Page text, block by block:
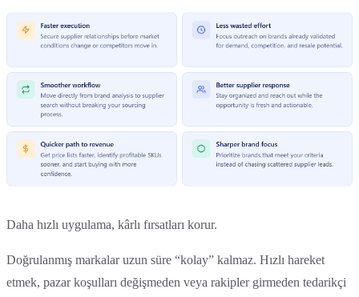
Daha hızlı uygulama, kârlı fırsatları korur.
Doğrulanmış markalar uzun süre “kolay” kalmaz. Hızlı hareket
etmek, pazar koşulları değişmeden veya rakipler girmeden tedarikçi